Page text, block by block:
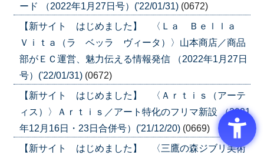
ード （2022年1月27日号）('22/01/31) (0672)
【新サイト はじめました】 〈Ｌａ Ｂｅｌｌａ
Ｖｉｔａ（ラ ベッラ ヴィータ）〉山本商店／商品
部がＥＣ運営、魅力伝える情報発信 （2022年1月27日
号）('22/01/31) (0672)
【新サイト はじめました】 〈Ａｒｔｉｓ（アーテ
ィス）〉Ａｒｔｉｓ／アート特化のフリマ新設 （2021
年12月16日・23日合併号）('21/12/20) (0669)
【新サイト はじめました】 〈三鷹の森ジブリ美術